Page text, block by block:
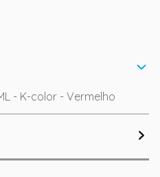
- K-color - Vermelho